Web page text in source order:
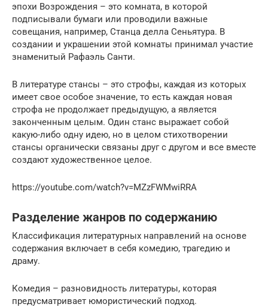
эпохи Возрождения – это комната, в которой
подписывали бумаги или проводили важные
совещания, например, Станца делла Сеньятура. В
создании и украшении этой комнаты принимал участие
знаменитый Рафаэль Санти.
В литературе стансы – это строфы, каждая из которых
имеет свое особое значение, то есть каждая новая
строфа не продолжает предыдущую, а является
законченным целым. Один станс выражает собой
какую-либо одну идею, но в целом стихотворении
стансы органически связаны друг с другом и все вместе
создают художественное целое.
https://youtube.com/watch?v=MZzFWMwiRRA
Разделение жанров по содержанию
Классификация литературных направлений на основе
содержания включает в себя комедию, трагедию и
драму.
Комедия – разновидность литературы, которая
предусматривает юмористический подход.